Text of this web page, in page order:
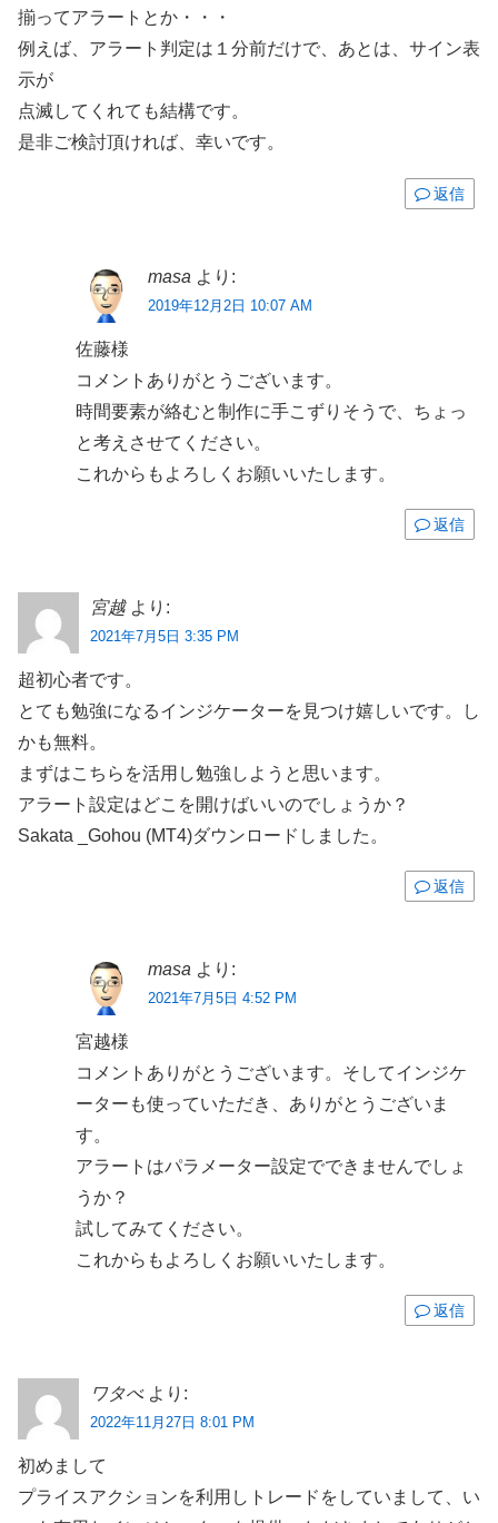
揃ってアラートとか・・・
例えば、アラート判定は１分前だけで、あとは、サイン表
示が
点滅してくれても結構です。
是非ご検討頂ければ、幸いです。
返信
masa より:
2019年12月2日 10:07 AM
佐藤様
コメントありがとうございます。
時間要素が絡むと制作に手こずりそうで、ちょっ
と考えさせてください。
これからもよろしくお願いいたします。
返信
宮越 より:
2021年7月5日 3:35 PM
超初心者です。
とても勉強になるインジケーターを見つけ嬉しいです。し
かも無料。
まずはこちらを活用し勉強しようと思います。
アラート設定はどこを開けばいいのでしょうか？
Sakata _Gohou (MT4)ダウンロードしました。
返信
masa より:
2021年7月5日 4:52 PM
宮越様
コメントありがとうございます。そしてインジケ
ーターも使っていただき、ありがとうございま
す。
アラートはパラメーター設定でできませんでしょ
うか？
試してみてください。
これからもよろしくお願いいたします。
返信
ワタべ より:
2022年11月27日 8:01 PM
初めまして
プライスアクションを利用しトレードをしていまして、い